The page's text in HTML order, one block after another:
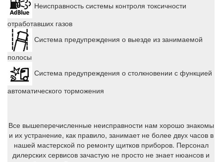
Неисправность системы контроля токсичности
отработавших газов
Система предупреждения о выезде из занимаемой
полосы
Система предупреждения о столкновении с функцией
автоматического торможения
Все вышеперечисленные неисправности нам хорошо знакомы
и их устранение, как правило, занимает не более двух часов в
нашей мастерской по ремонту щитков приборов. Персонал
дилерских сервисов зачастую не просто не знает нюансов и